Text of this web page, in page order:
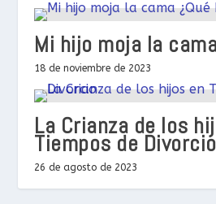
Mi hijo moja la
18 de noviembre de 2023
La Crianza de los
Tiempos de Divorcio
26 de agosto de 2023